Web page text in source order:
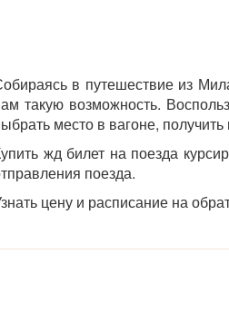
в путешествие из
такую возможность.
место в вагоне,
жд билет на поезда
поезда.
цену и расписание на